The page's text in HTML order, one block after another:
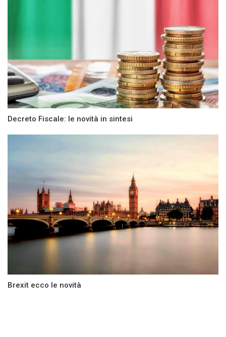
Decreto Fiscale: le novità in sintesi
Brexit ecco le novità